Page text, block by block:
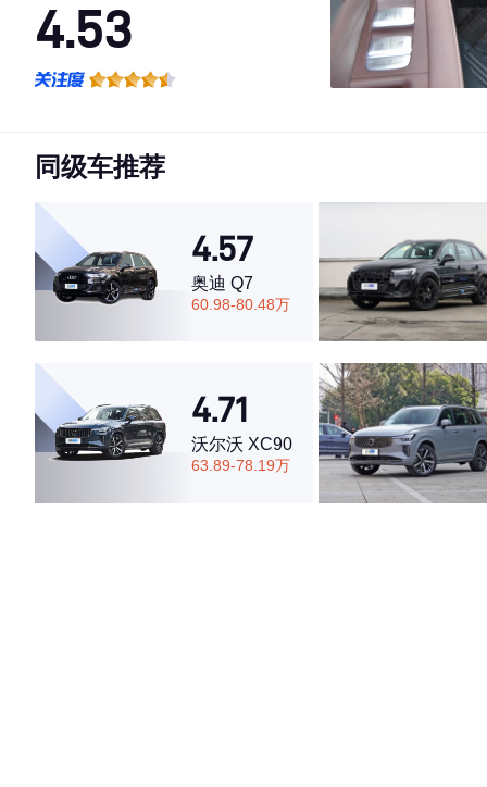
4.53
·空间表现一般，低于52%同级车
同级车推荐
4.57
奥迪 Q7
60.98-80.48万
4.71
沃尔沃 XC90
63.89-78.19万